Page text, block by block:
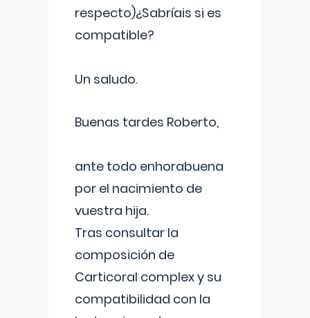
respecto)¿Sabríais si es
compatible?
Un saludo.
Buenas tardes Roberto,
ante todo enhorabuena
por el nacimiento de
vuestra hija.
Tras consultar la
composición de
Carticoral complex y su
compatibilidad con la